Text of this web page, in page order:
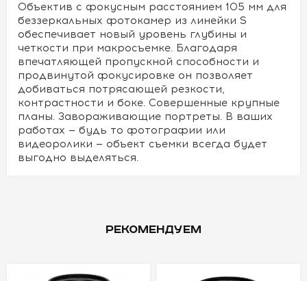
Объектив с фокусным расстоянием 105 мм для
беззеркальных фотокамер из линейки S
обеспечивает новый уровень глубины и
четкости при макросъемке. Благодаря
впечатляющей пропускной способности и
продвинутой фокусировке он позволяет
добиваться потрясающей резкости,
контрастности и боке. Совершенные крупные
планы. Завораживающие портреты. В ваших
работах — будь то фотографии или
видеоролики — объект съемки всегда будет
выгодно выделяться.
РЕКОМЕНДУЕМ